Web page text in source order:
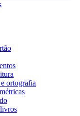
ortografia